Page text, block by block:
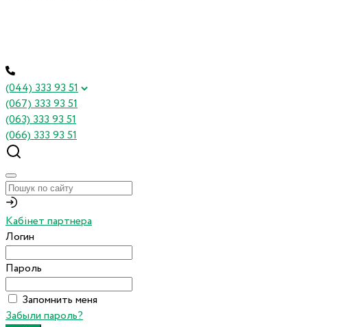
(044) 333 93 51
(067) 333 93 51
(063) 333 93 51
(066) 333 93 51
Кабінет партнера
Логин
Пароль
Запомнить меня
Забыли пароль?